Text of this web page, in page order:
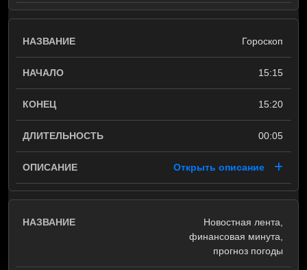
Гороскоп
15:15
15:20
00:05
Открыть описание
Новостная лента,
финансовая минута,
прогноз погоды